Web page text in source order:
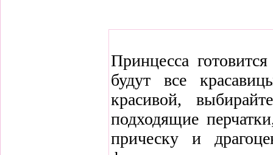
Принцесса
будут все
красивой,
подходящие
прическу и